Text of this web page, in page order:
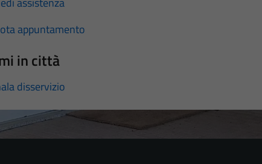
appuntamento
in città
disservizio